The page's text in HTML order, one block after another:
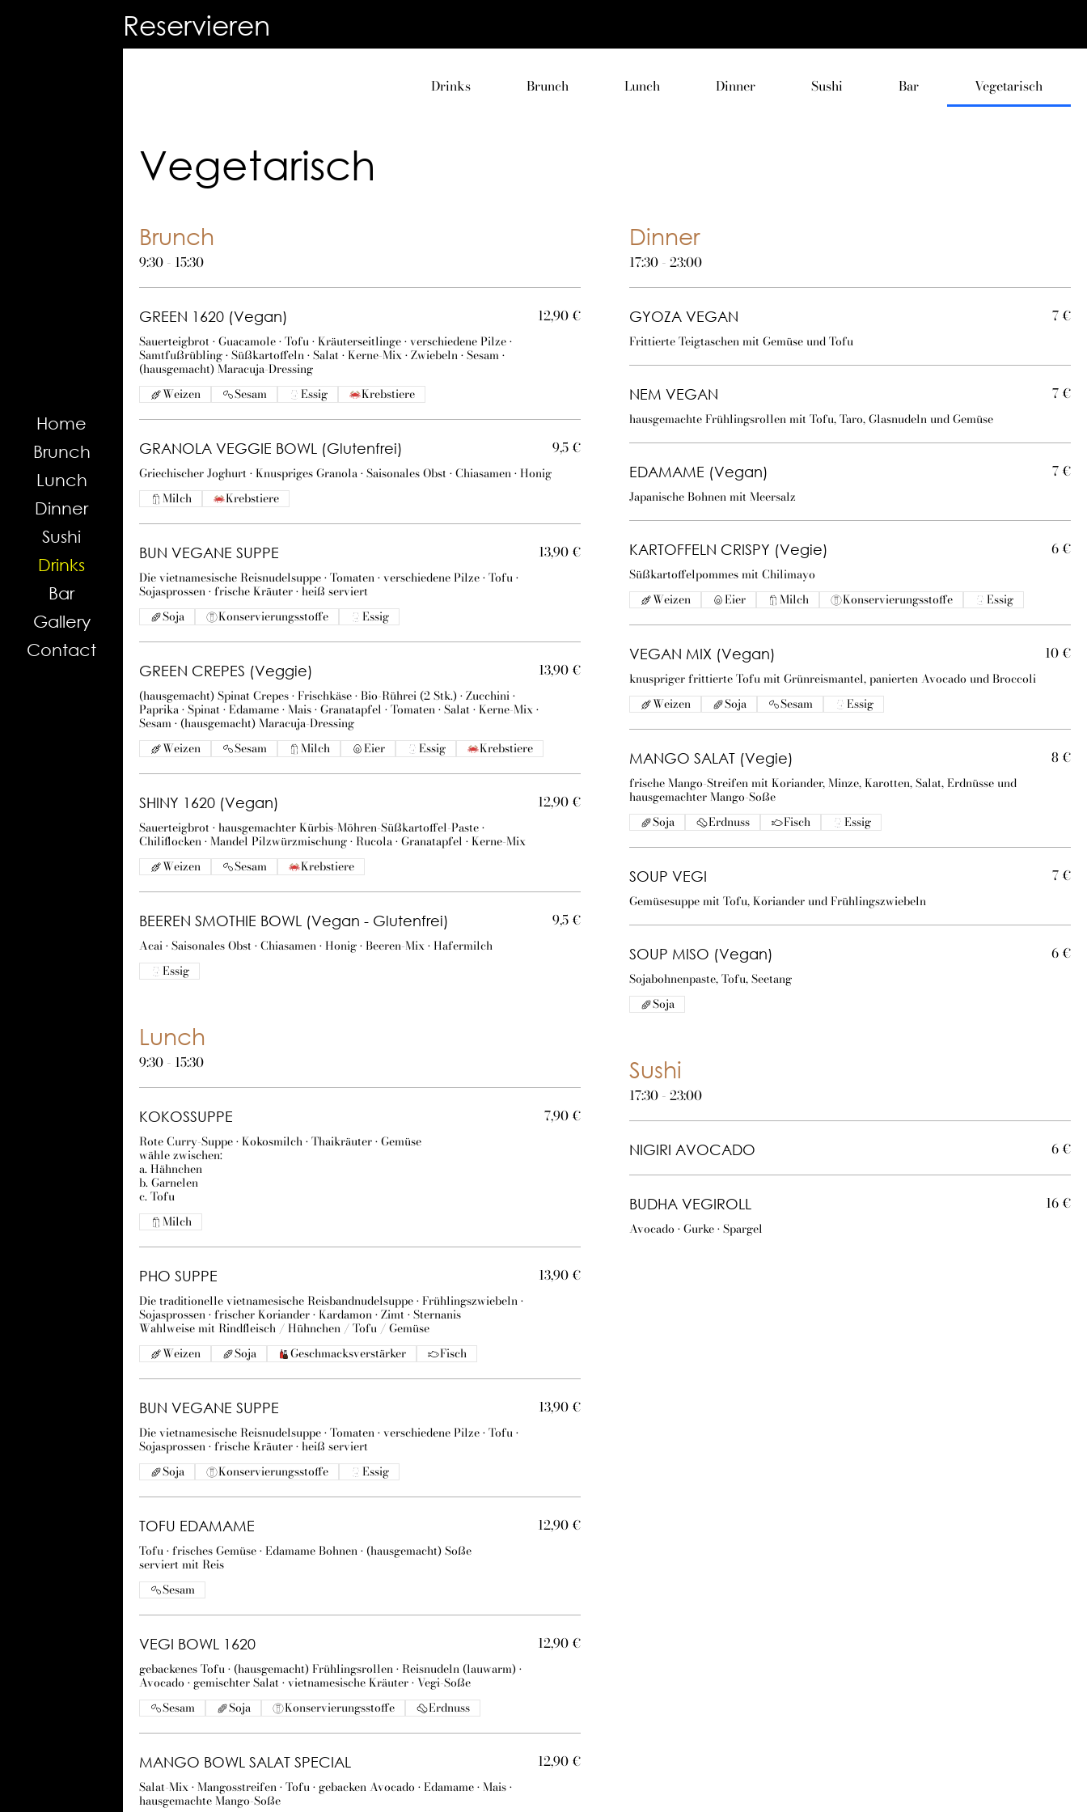
Reservieren
Drinks Brunch Lunch Dinner Sushi Bar Vegetarisch
Vegetarisch
Brunch
9:30 - 15:30
GREEN 1620 (Vegan)
Sauerteigbrot • Guacamole • Tofu • Kräuterseitlinge • verschiedene Pilze •
Samtfußrübling • Süßkartoffeln • Salat • Kerne-Mix • Zwiebeln • Sesam •
(hausgemacht) Maracuja-Dressing
12,90 €
Weizen Sesam Essig Krebstiere
GRANOLA VEGGIE BOWL (Glutenfrei)
Griechischer Joghurt • Knuspriges Granola • Saisonales Obst • Chiasamen • Honig
9,5 €
Milch Krebstiere
BUN VEGANE SUPPE
Die vietnamesische Reisnudelsuppe • Tomaten • verschiedene Pilze • Tofu •
Sojasprossen • frische Kräuter • heiß serviert
13,90 €
Soja Konservierungsstoffe Essig
GREEN CREPES (Veggie)
(hausgemacht) Spinat Crepes • Frischkäse • Bio-Rührei (2 Stk.) • Zucchini •
Paprika • Spinat • Edamame • Mais • Granatapfel • Tomaten • Salat • Kerne-Mix •
Sesam • (hausgemacht) Maracuja-Dressing
13,90 €
Weizen Sesam Milch Eier Essig Krebstiere
SHINY 1620 (Vegan)
Sauerteigbrot • hausgemachter Kürbis-Möhren-Süßkartoffel-Paste •
Chiliflocken • Mandel Pilzwürzmischung • Rucola • Granatapfel • Kerne-Mix
12,90 €
Weizen Sesam Krebstiere
BEEREN SMOTHIE BOWL (Vegan - Glutenfrei)
Acai • Saisonales Obst • Chiasamen • Honig • Beeren-Mix • Hafermilch
9,5 €
Essig
Lunch
9:30 - 15:30
KOKOSSUPPE
Rote Curry-Suppe • Kokosmilch • Thaikräuter • Gemüse
wähle zwischen:
a. Hähnchen
b. Garnelen
c. Tofu
7,90 €
Milch
PHO SUPPE
Die traditionelle vietnamesische Reisbandnudelsuppe • Frühlingszwiebeln •
Sojasprossen • frischer Koriander • Kardamon • Zimt • Sternanis
Wahlweise mit Rindfleisch / Hühnchen / Tofu / Gemüse
13,90 €
Weizen Soja Geschmacksverstärker Fisch
BUN VEGANE SUPPE
Die vietnamesische Reisnudelsuppe • Tomaten • verschiedene Pilze • Tofu •
Sojasprossen • frische Kräuter • heiß serviert
13,90 €
Soja Konservierungsstoffe Essig
TOFU EDAMAME
Tofu • frisches Gemüse • Edamame Bohnen • (hausgemacht) Soße
serviert mit Reis
12,90 €
Sesam
VEGI BOWL 1620
gebackenes Tofu • (hausgemacht) Frühlingsrollen • Reisnudeln (lauwarm) •
Avocado • gemischter Salat • vietnamesische Kräuter • Vegi-Soße
12,90 €
Sesam Soja Konservierungsstoffe Erdnuss
MANGO BOWL SALAT SPECIAL
Salat-Mix • Mangosstreifen • Tofu • gebacken Avocado • Edamame • Mais •
hausgemachte Mango-Soße
12,90 €
Dinner
17:30 - 23:00
GYOZA VEGAN
Frittierte Teigtaschen mit Gemüse und Tofu
7 €
NEM VEGAN
hausgemachte Frühlingsrollen mit Tofu, Taro, Glasnudeln und Gemüse
7 €
EDAMAME (Vegan)
Japanische Bohnen mit Meersalz
7 €
KARTOFFELN CRISPY (Vegie)
Süßkartoffelpommes mit Chilimayo
6 €
Weizen Eier Milch Konservierungsstoffe Essig
VEGAN MIX (Vegan)
knuspriger frittierte Tofu mit Grünreismantel, panierten Avocado und Broccoli
10 €
Weizen Soja Sesam Essig
MANGO SALAT (Vegie)
frische Mango-Streifen mit Koriander, Minze, Karotten, Salat, Erdnüsse und
hausgemachter Mango-Soße
8 €
Soja Erdnuss Fisch Essig
SOUP VEGI
Gemüsesuppe mit Tofu, Koriander und Frühlingszwiebeln
7 €
SOUP MISO (Vegan)
Sojabohnenpaste, Tofu, Seetang
6 €
Soja
Sushi
17:30 - 23:00
NIGIRI AVOCADO 6 €
BUDHA VEGIROLL
Avocado • Gurke • Spargel
16 €
Home
Brunch
Lunch
Dinner
Sushi
Drinks
Bar
Gallery
Contact